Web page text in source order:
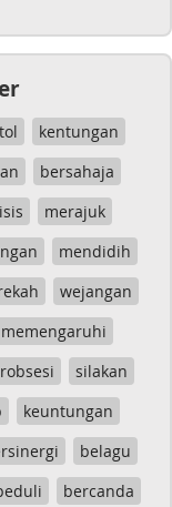
kentungan
bersahaja
merajuk
mendidih
wejangan
memengaruhi
silakan
keuntungan
belagu
bercanda